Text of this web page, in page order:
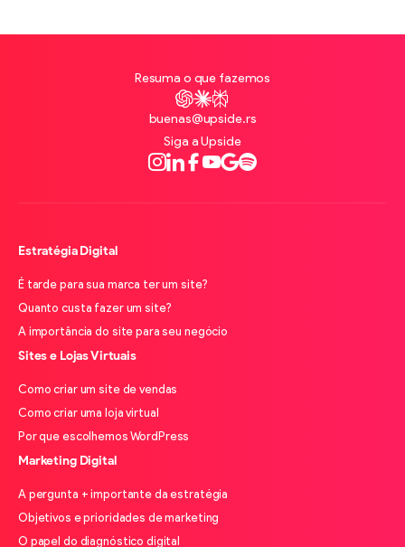
Resuma o que fazemos
ChatGPT
Claude
Perplexity
buenas@upside.rs
Siga a Upside
Instagram
LinkedIn
Facebook
Youtube
Google
Spotify
Estratégia Digital
É tarde para sua marca ter um site?
Quanto custa fazer um site?
A importância do site para seu negócio
Sites e Lojas Virtuais
Como criar um site de vendas
Como criar uma loja virtual
Por que escolhemos WordPress
Marketing Digital
A pergunta + importante da estratégia
Objetivos e prioridades de marketing
O papel do diagnóstico digital